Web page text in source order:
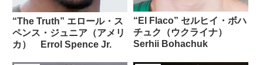
“The Truth” エロール・ス
ペンス・ジュニア（アメリ
カ） Errol Spence Jr.
“El Flaco” セルヒイ・ボハ
チュク（ウクライナ）
Serhii Bohachuk